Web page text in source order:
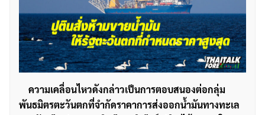
ความเคลื่อนไหวดังกล่าวเป็นการตอบสนองต่อกลุ่ม
พันธมิตรตะวันตกที่จำกัดราคาการส่งออกน้ำมันทางทะเล